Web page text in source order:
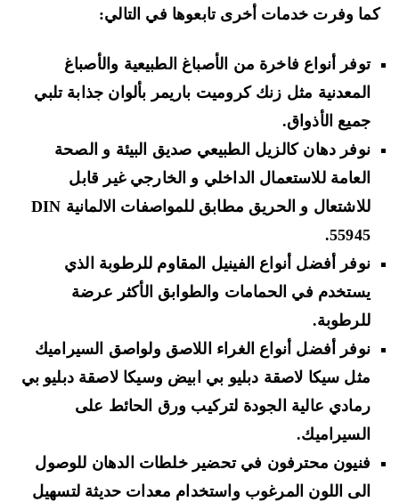
وفرت خدمات أخرى تابعوها في التالي:
توفر أنواع فاخرة من الأصباغ الطبيعية والأصباغ
المعدنية مثلزنك كروميت باريمر بألوان جذابة تلبي
جميع الأذواق.
نوفر دهان كالزيل الطبيعي صديق البيئة و الصحة
العامة للاستعمال الداخلي و الخارجي غير قابل
للاشتعال و الحريق مطابق للمواصفات الالمانية DIN
55945.
نوفر أفضل أنواعالفينيل المقاوم للرطوبةالذي
يستخدم في الحمامات والطوابق الأكثر عرضة
للرطوبة.
نوفر أفضل أنواعالغراء اللاصقولواصق السيراميك
مثلسيكا لاصقة دبليو بي ابيض وسيكا لاصقة دبليو بي
رماديعالية الجودة لتركيب ورق الحائط على
السيراميك.
فنيون محترفون فيتحضير خلطات الدهانللوصول
الى اللون المرغوب واستخدام معدات حديثة لتسهيل